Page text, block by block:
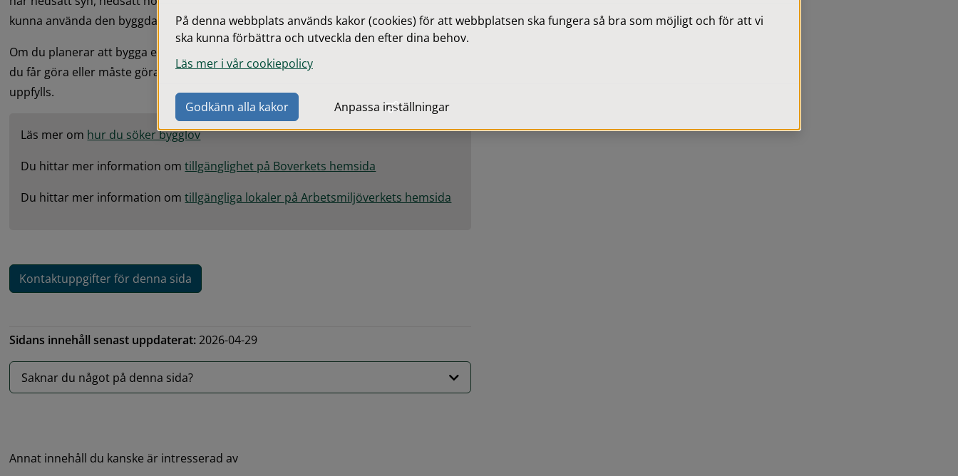
kunna använda den byggda miljön.
Om du planerar att bygga eller ändra något är det kommunen som kan berätta vad
du får göra eller måste göra. Det är byggherren som ansvarar för att reglerna
uppfylls.
Läs mer om hur du söker bygglov
Du hittar mer information om tillgänglighet på Boverkets hemsida
Du hittar mer information om tillgängliga lokaler på Arbetsmiljöverkets hemsida
Kontaktuppgifter för denna sida
Sidans innehåll senast uppdaterat: 2026-04-29
Saknar du något på denna sida?
Annat innehåll du kanske är intresserad av
På denna webbplats används kakor (cookies) för att webbplatsen ska fungera så bra som möjligt och för att vi
ska kunna förbättra och utveckla den efter dina behov.
Läs mer i vår cookiepolicy
Godkänn alla kakor Anpassa inställningar